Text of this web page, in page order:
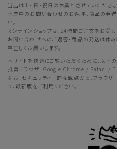
当店は土・日・祝日は休業とさせていただきま
休業中のお問い合わせのお返事、商品の発
い。
オンラインショップは、24時間ご注文をお受け
お問い合わせへのご返答・商品の発送は休
卒宜しくお願いします。
本サイトを快適にご覧いただくために、以下
推奨ブラウザ：Google Chrome / Safari /
なお、セキュリティー的な観点から、ブラウ
て、最新版をご利用ください。